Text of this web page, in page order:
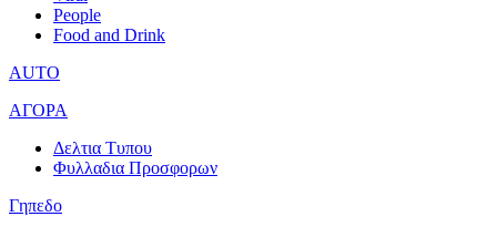
People
Food and Drink
AUTO
ΑΓΟΡΑ
Δελτια Τυπου
Φυλλαδια Προσφορων
Γηπεδο